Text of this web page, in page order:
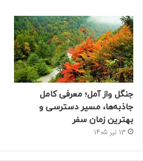
جنگل واز آمل؛ معرفی کامل
جاذبه‌ها، مسیر دسترسی و
بهترین زمان سفر
13 تیر 1405